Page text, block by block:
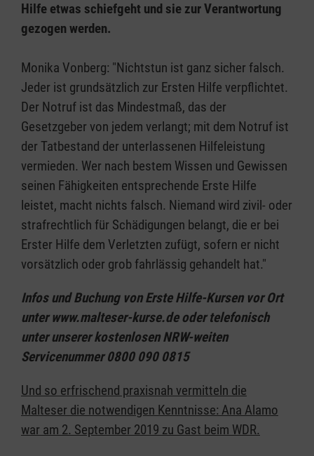
Hilfe etwas schiefgeht und sie zur Verantwortung
gezogen werden.
Monika Vonberg: "Nichtstun ist ganz sicher falsch.
Jeder ist grundsätzlich zur Ersten Hilfe verpflichtet.
Der Notruf ist das Mindestmaß, das der
Gesetzgeber von jedem verlangt; mit dem Notruf ist
der Tatbestand der unterlassenen Hilfeleistung
vermieden. Wer nach bestem Wissen und Gewissen
seinen Fähigkeiten entsprechende Erste Hilfe
leistet, macht nichts falsch. Niemand wird zivil- oder
strafrechtlich für Schädigungen belangt, die er bei
Erster Hilfe dem Verletzten zufügt, sofern er nicht
vorsätzlich oder grob fahrlässig gehandelt hat."
Infos und Buchung von Erste Hilfe-Kursen vor Ort
unter www.malteser-kurse.de oder telefonisch
unter unserer kostenlosen NRW-weiten
Servicenummer 0800 090 0815
Und so erfrischend praxisnah vermitteln die
Malteser die notwendigen Kenntnisse: Ana Alamo
war am 2. September 2019 zu Gast beim WDR.